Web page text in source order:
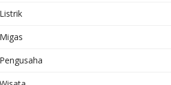
Listrik
Migas
Pengusaha